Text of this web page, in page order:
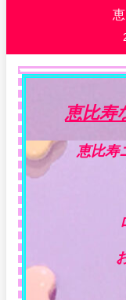
恵比寿
恵比寿